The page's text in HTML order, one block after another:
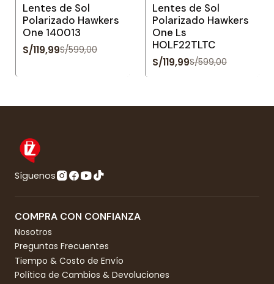
Lentes de Sol
Polarizado Hawkers
One 140013
S/119,99S/599,00
Lentes de Sol
Polarizado Hawkers
One Ls
HOLF22TLTC
S/119,99S/599,00
Síguenos
COMPRA CON CONFIANZA
Nosotros
Preguntas Frecuentes
Tiempo & Costo de Envío
Política de Cambios & Devoluciones